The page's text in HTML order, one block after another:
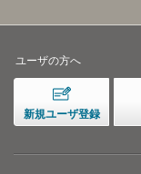
ユーザの方へ
新規ユーザ登録